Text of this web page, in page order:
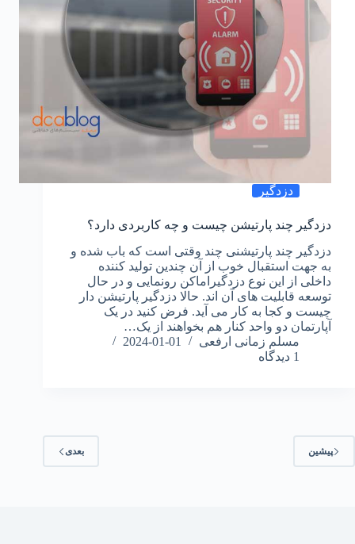
دزدگیر
دزدگیر چند پارتیشن چیست و چه کاربردی دارد؟
دزدگیر چند پارتیشنی چند وقتی است که باب شده و
به جهت استقبال خوب از آن چندین تولید کننده
داخلی از این نوع دزدگیراماکن رونمایی و در حال
توسعه قابلیت های آن اند. حالا دزدگیر پارتیشن دار
چیست و کجا به کار می آید. فرض کنید در یک
آپارتمان دو واحد کنار هم بخواهند از یک…
مسلم زمانی ارفعی
2024-01-01
1 دیدگاه
پیشین بعدی